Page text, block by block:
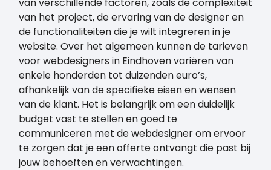
van het project, de ervaring van de designer en
de functionaliteiten die je wilt integreren in je
website. Over het algemeen kunnen de tarieven
voor webdesigners in Eindhoven variëren van
enkele honderden tot duizenden euro’s,
afhankelijk van de specifieke eisen en wensen
van de klant. Het is belangrijk om een duidelijk
budget vast te stellen en goed te
communiceren met de webdesigner om ervoor
te zorgen dat je een offerte ontvangt die past bij
jouw behoeften en verwachtingen.